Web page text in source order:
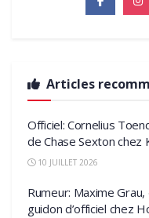
Articles
Officiel: Cornelius
de Chase Sexton chez
10 JUILLET 2026
Rumeur: Maxime Grau,
guidon d’officiel chez